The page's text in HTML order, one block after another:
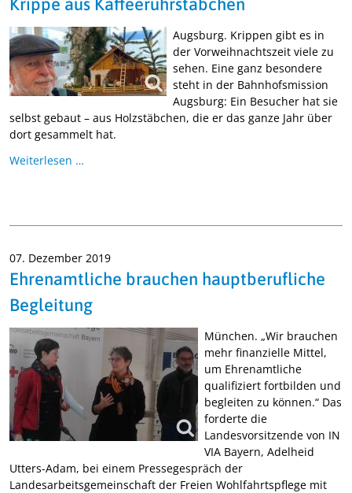
Augsburg. Krippen gibt es in
der Vorweihnachtszeit viele zu
sehen. Eine ganz besondere
steht in der Bahnhofsmission
Augsburg: Ein Besucher hat sie
selbst gebaut – aus Holzstäbchen, die er das ganze Jahr über
dort gesammelt hat.
Weiterlesen …
07. Dezember 2019
Ehrenamtliche brauchen hauptberufliche
Begleitung
München. „Wir brauchen
mehr finanzielle Mittel,
um Ehrenamtliche
qualifiziert fortbilden und
begleiten zu können.“ Das
forderte die
Landesvorsitzende von IN
VIA Bayern, Adelheid
Utters-Adam, bei einem Pressegespräch der
Landesarbeitsgemeinschaft der Freien Wohlfahrtspflege mit